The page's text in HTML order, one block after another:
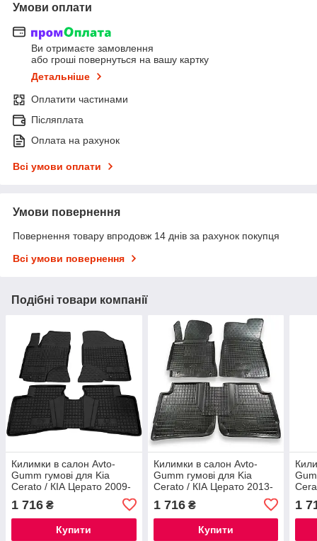
Умови оплати
Ви отримаєте замовлення
або гроші повернуться на вашу картку
Детальніше
Оплатити частинами
Післяплата
Оплата на рахунок
Всі умови оплати
Умови повернення
Повернення товару впродовж 14 днів за рахунок покупця
Всі умови повернення
Подібні товари компанії
Килимки в салон Avto-
Gumm гумові для Kia
Cerato / КІА Церато 2009-
1 716 ₴
Купити
Килимки в салон Avto-
Gumm гумові для Kia
Cerato / КІА Церато 2013-
1 716₴
Купити
1